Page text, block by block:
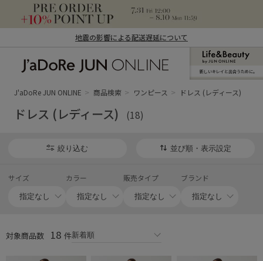
地震の影響による配送遅延について
ン オンライン）
新しいキレイと出合うために。
J'aDoRe JUN ONLINE 商品検索 ワンピース ドレス (レディース)
ドレス (レディース) (18)
絞り込む 並び順・表示設定
サイズ カラー 販売タイプ ブランド
対象商品数 18 件